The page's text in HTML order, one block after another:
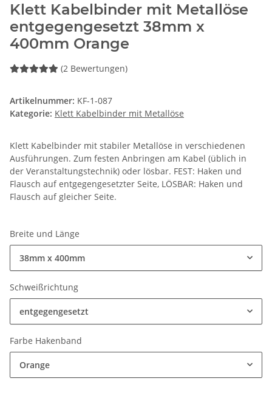
Klett Kabelbinder mit Metallöse
entgegengesetzt 38mm x
400mm Orange
(2 Bewertungen)
Artikelnummer: KF-1-087
Kategorie: Klett Kabelbinder mit Metallöse
Klett Kabelbinder mit stabiler Metallöse in verschiedenen
Ausführungen. Zum festen Anbringen am Kabel (üblich in
der Veranstaltungstechnik) oder lösbar. FEST: Haken und
Flausch auf entgegengesetzter Seite, LÖSBAR: Haken und
Flausch auf gleicher Seite.
Breite und Länge
38mm x 400mm
Schweißrichtung
entgegengesetzt
Farbe Hakenband
Orange